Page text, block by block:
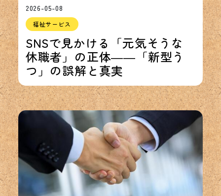
2026-05-08
福祉サービス
SNSで見かける「元気そうな
休職者」の正体――「新型う
つ」の誤解と真実